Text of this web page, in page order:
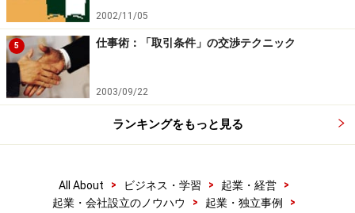
2002/11/05
5 仕事術：「取引条件」の交渉テクニック
2003/09/22
ランキングをもっと見る
All About > ビジネス・学習 > 起業・経営
>
起業・会社設立のノウハウ
> 起業・独立事例
>